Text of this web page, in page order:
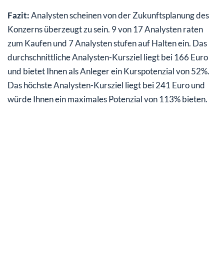
Fazit:Analysten scheinen von der Zukunftsplanung des
Konzerns überzeugt zu sein. 9 von 17 Analysten raten
zum Kaufen und 7 Analysten stufen auf Halten ein. Das
durchschnittliche Analysten-Kursziel liegt bei 166 Euro
und bietet Ihnen als Anleger ein Kurspotenzial von 52%.
Das höchste Analysten-Kursziel liegt bei 241 Euro und
würde Ihnen ein maximales Potenzial von 113% bieten.